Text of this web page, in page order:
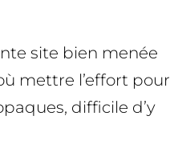
site bien menée
mettre l’effort pour
difficile d’y